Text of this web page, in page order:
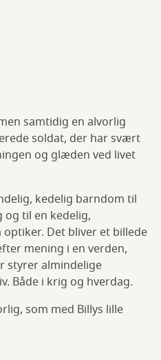
samtidig en alvorlig
soldat, der har svært
og glæden ved livet
kedelig barndom til
til en kedelig,
Det bliver et billede
mening i en verden,
styrer almindelige
Både i krig og hverdag.
som med Billys lille